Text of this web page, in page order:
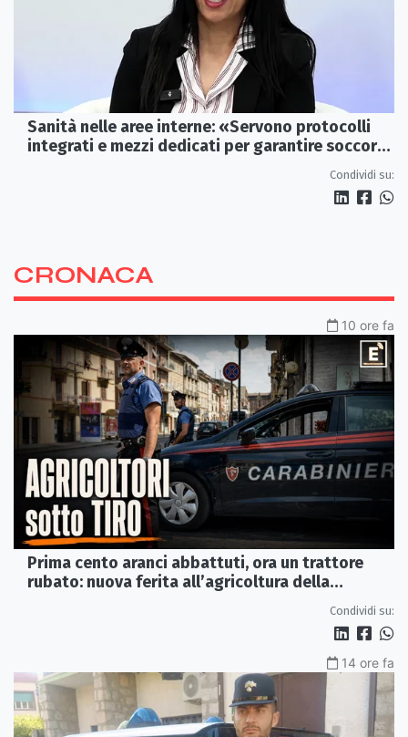
Sanità nelle aree interne: «Servono protocolli
integrati e mezzi dedicati per garantire soccorsi
Condividi su:
CRONACA
10 ore fa
Prima cento aranci abbattuti, ora un trattore
rubato: nuova ferita all’agricoltura della
Condividi su:
14 ore fa